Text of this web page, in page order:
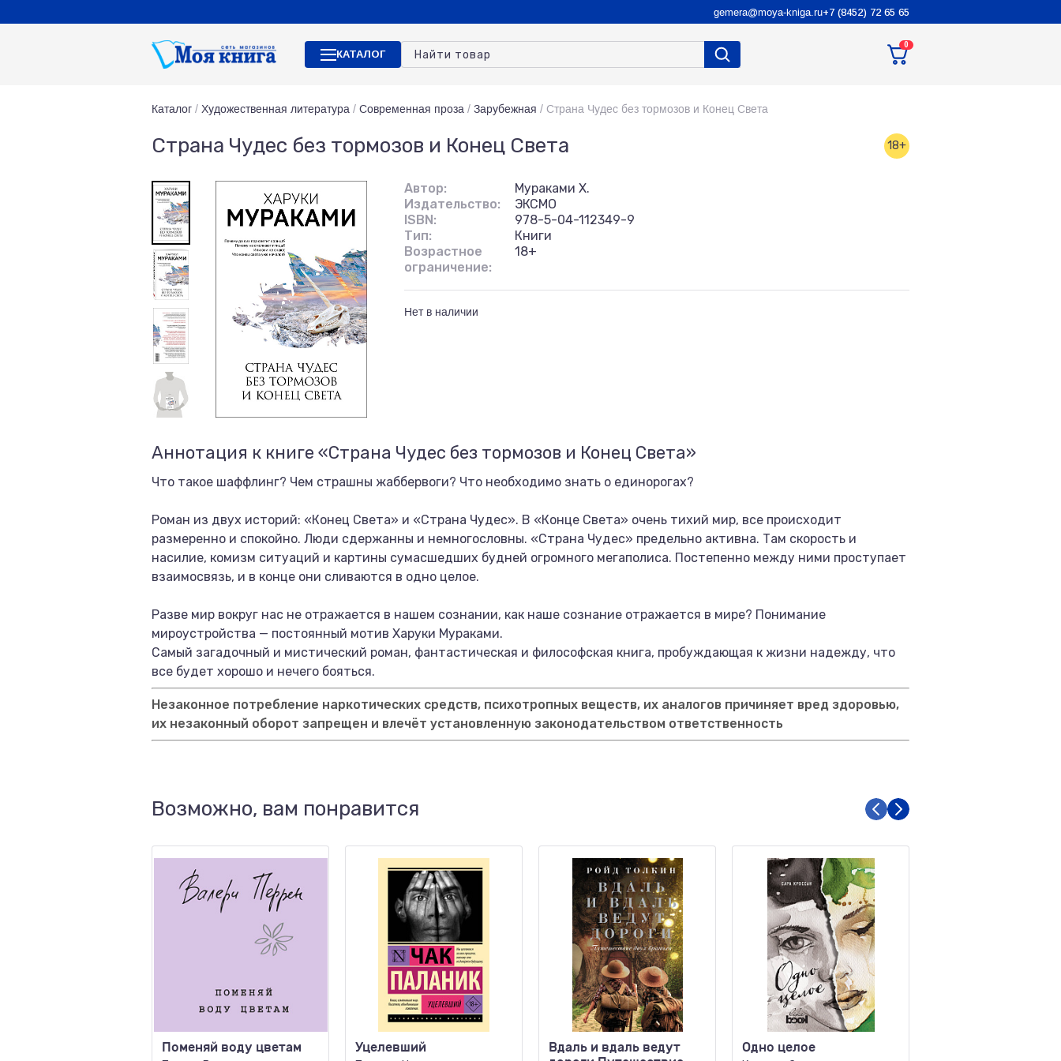
gemera@moya-kniga.ru+7 (8452) 72 65 65
КАТАЛОГ
0
Каталог / Художественная литература / Современная проза / Зарубежная / Страна Чудес без тормозов и Конец Света
Страна Чудес без тормозов и Конец Света 18+
Автор:
Мураками Х.
Издательство:
ЭКСМО
ISBN:
978-5-04-112349-9
Тип:
Книги
Возрастное
ограничение:
18+
Нет в наличии
Аннотация к книге «Страна Чудес без тормозов и Конец Света»
Что такое шаффлинг? Чем страшны жаббервоги? Что необходимо знать о единорогах?
Роман из двух историй: «Конец Света» и «Страна Чудес». В «Конце Света» очень тихий мир, все происходит
размеренно и спокойно. Люди сдержанны и немногословны. «Страна Чудес» предельно активна. Там скорость и
насилие, комизм ситуаций и картины сумасшедших будней огромного мегаполиса. Постепенно между ними проступает
взаимосвязь, и в конце они сливаются в одно целое.
Разве мир вокруг нас не отражается в нашем сознании, как наше сознание отражается в мире? Понимание
мироустройства — постоянный мотив Харуки Мураками.
Самый загадочный и мистический роман, фантастическая и философская книга, пробуждающая к жизни надежду, что
все будет хорошо и нечего бояться.
Незаконное потребление наркотических средств, психотропных веществ, их аналогов причиняет вред здоровью,
их незаконный оборот запрещен и влечёт установленную законодательством ответственность
Возможно, вам понравится
Поменяй воду цветам Уцелевший
Вдаль и вдаль ведут
Одно целое